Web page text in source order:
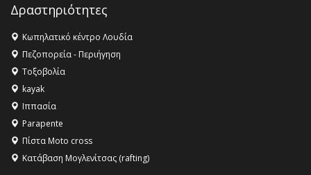
16:27 - Όλυμπος: Εντάχθηκε στον Κατάλογο Παγκόσμιας
Κληρονομιάς της UNESCO – Ομόφωνη η απόφαση Ο
Όλυμπος αναγνωρίστηκε ως φυσικό και πολιτιστικό
αγαθό εξέχουσας οικουμενικής αξίας για την
ανθρωπότητα
16:18 -
ΣΤΗΝ ΕΔΕΣΣΑ
Δραστηριότητες
Κωπηλατικό κέντρο Λουδία
Πεζοπορεία - Περιήγηση
Τοξοβολία
kayak
Ιππασία
Parapente
Πίστα Moto cross
Κατάβαση Μογλενίτσας (rafting)